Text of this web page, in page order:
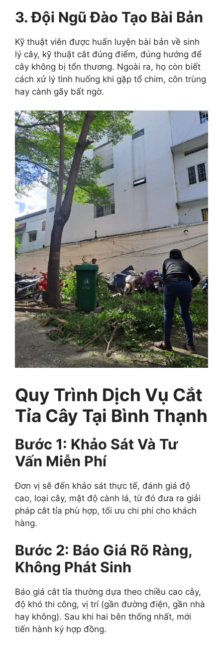
3. Đội Ngũ Đào Tạo Bài Bản
Kỹ thuật viên được huấn luyện bài bản về sinh
lý cây, kỹ thuật cắt đúng điểm, đúng hướng để
cây không bị tổn thương. Ngoài ra, họ còn biết
cách xử lý tình huống khi gặp tổ chim, côn trùng
hay cành gãy bất ngờ.
Quy Trình Dịch Vụ Cắt
Tỉa Cây Tại Bình Thạnh
Bước 1: Khảo Sát Và Tư
Vấn Miễn Phí
Đơn vị sẽ đến khảo sát thực tế, đánh giá độ
cao, loại cây, mật độ cành lá, từ đó đưa ra giải
pháp cắt tỉa phù hợp, tối ưu chi phí cho khách
hàng.
Bước 2: Báo Giá Rõ Ràng,
Không Phát Sinh
Báo giá cắt tỉa thường dựa theo chiều cao cây,
độ khó thi công, vị trí (gần đường điện, gần nhà
hay không). Sau khi hai bên thống nhất, mới
tiến hành ký hợp đồng.